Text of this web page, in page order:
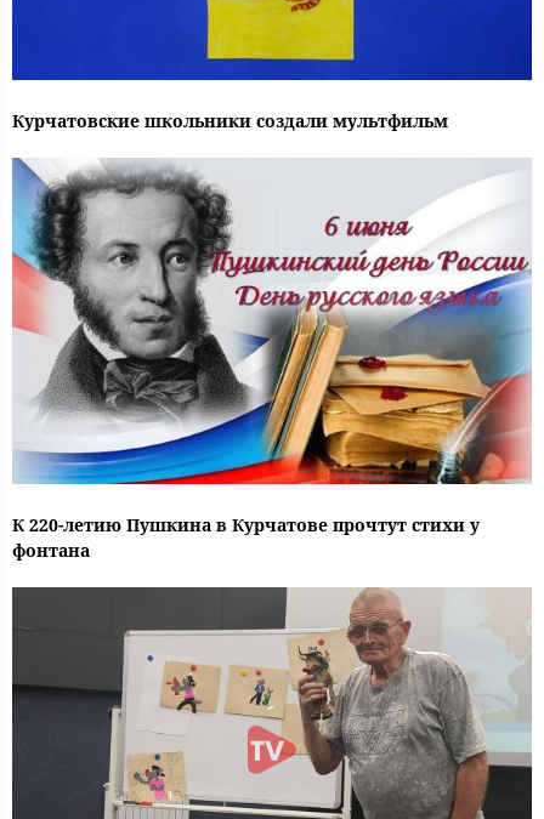
Курчатовские школьники создали мультфильм
К 220-летию Пушкина в Курчатове прочтут стихи у
фонтана